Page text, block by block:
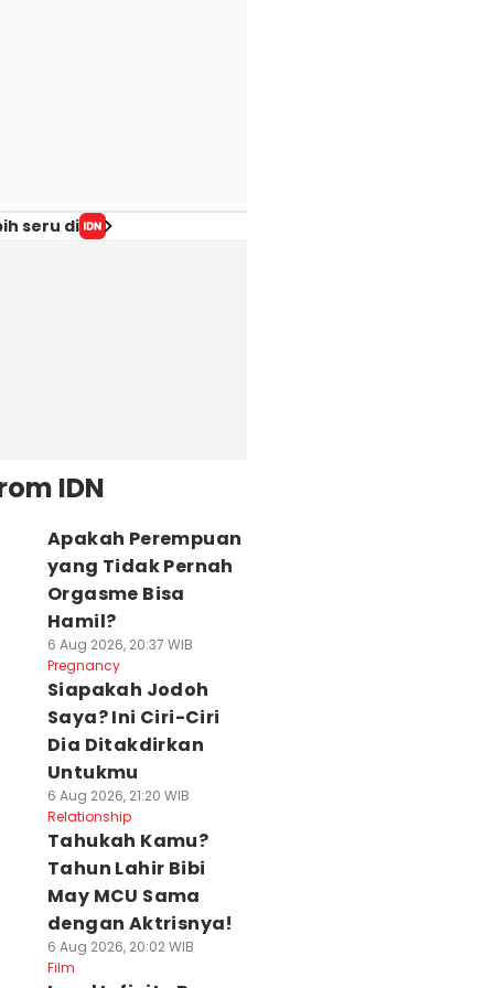
seru di
IDN
Apakah Perempuan
yang Tidak Pernah
Orgasme Bisa
Hamil?
6 Aug 2026, 20:37 WIB
Pregnancy
Siapakah Jodoh
Saya? Ini Ciri-Ciri
Dia Ditakdirkan
Untukmu
6 Aug 2026, 21:20 WIB
Relationship
Tahukah Kamu?
Tahun Lahir Bibi
May MCU Sama
dengan Aktrisnya!
6 Aug 2026, 20:02 WIB
Film